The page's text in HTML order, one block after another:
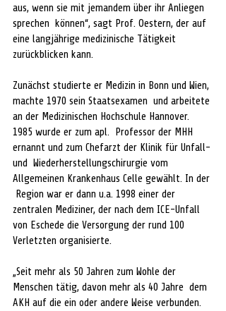
aus, wenn sie mit jemandem über ihr Anliegen
sprechen  können“, sagt Prof. Oestern, der auf
eine langjährige medizinische Tätigkeit
zurückblicken kann.
Zunächst studierte er Medizin in Bonn und Wien,
machte 1970 sein Staatsexamen  und arbeitete
an der Medizinischen Hochschule Hannover.
1985 wurde er zum apl.  Professor der MHH
ernannt und zum Chefarzt der Klinik für Unfall-
und  Wiederherstellungschirurgie vom
Allgemeinen Krankenhaus Celle gewählt. In der
Region war er dann u.a. 1998 einer der
zentralen Mediziner, der nach dem ICE-Unfall
von Eschede die Versorgung der rund 100
Verletzten organisierte.
„Seit mehr als 50 Jahren zum Wohle der
Menschen tätig, davon mehr als 40 Jahre  dem
AKH auf die ein oder andere Weise verbunden.